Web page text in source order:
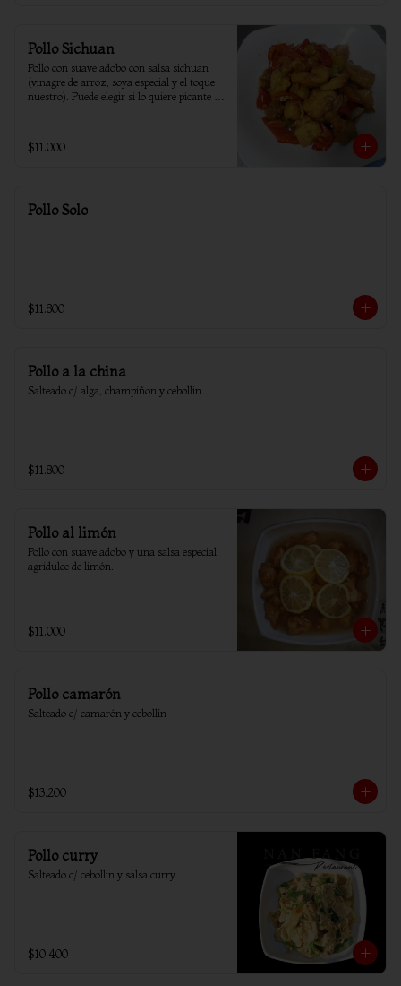
Pollo Sichuan
Pollo con suave adobo con salsa sichuan
(vinagre de arroz, soya especial y el toque
nuestro). Puede elegir si lo quiere picante o
$11.000
Pollo Solo
$11.800
Pollo a la china
Salteado c/ alga, champiñon y cebollin
$11.800
Pollo al limón
Pollo con suave adobo y una salsa especial
agridulce de limón.
$11.000
Pollo camarón
Salteado c/ camarón y cebollín
$13.200
Pollo curry
Salteado c/ cebollin y salsa curry
$10.400